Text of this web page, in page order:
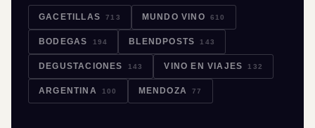
GACETILLAS 713 MUNDO VINO 610
BODEGAS 194 BLENDPOSTS 143
DEGUSTACIONES 143 VINO EN VIAJES 132
ARGENTINA 100 MENDOZA 77